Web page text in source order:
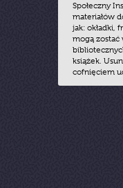
Społeczny
materiałów
jak: okładki,
mogą zostać
książek.
cofnięciem